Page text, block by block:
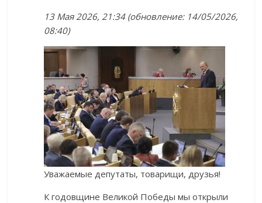
13 Мая 2026, 21:34 (обновление: 14/05/2026,
08:40)
Уважаемые депутаты, товарищи, друзья!
К годовщине Великой Победы мы открыли